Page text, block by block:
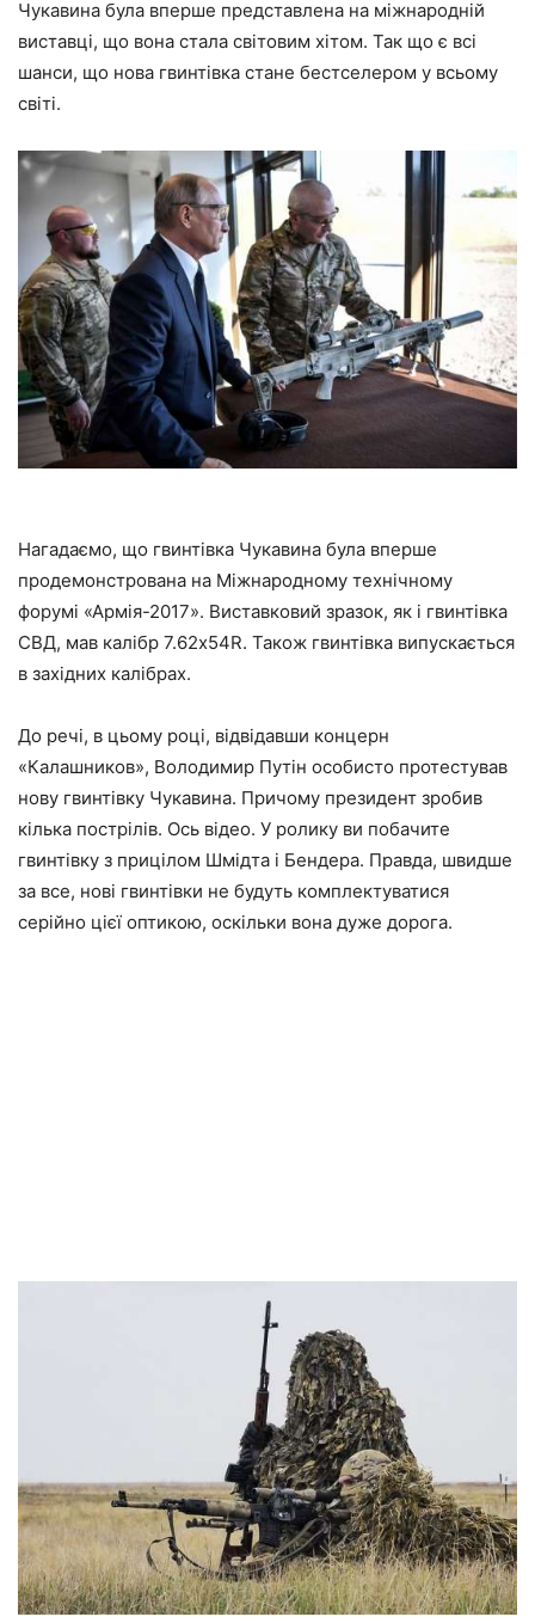
Чукавина була вперше представлена на міжнародній
виставці, що вона стала світовим хітом. Так що є всі
шанси, що нова гвинтівка стане бестселером у всьому
світі.
Нагадаємо, що гвинтівка Чукавина була вперше
продемонстрована на Міжнародному технічному
форумі «Армія-2017». Виставковий зразок, як і гвинтівка
СВД, мав калібр 7.62x54R. Також гвинтівка випускається
в західних калібрах.
До речі, в цьому році, відвідавши концерн
«Калашников», Володимир Путін особисто протестував
нову гвинтівку Чукавина. Причому президент зробив
кілька пострілів. Ось відео. У ролику ви побачите
гвинтівку з прицілом Шмідта і Бендера. Правда, швидше
за все, нові гвинтівки не будуть комплектуватися
серійно цієї оптикою, оскільки вона дуже дорога.